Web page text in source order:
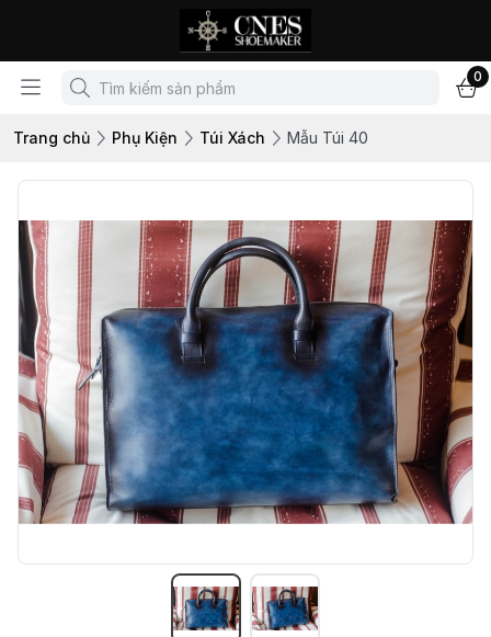
0
Trang chủ Phụ Kiện Túi Xách Mẫu Túi 40